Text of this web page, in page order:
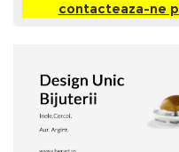
contacteaza-ne